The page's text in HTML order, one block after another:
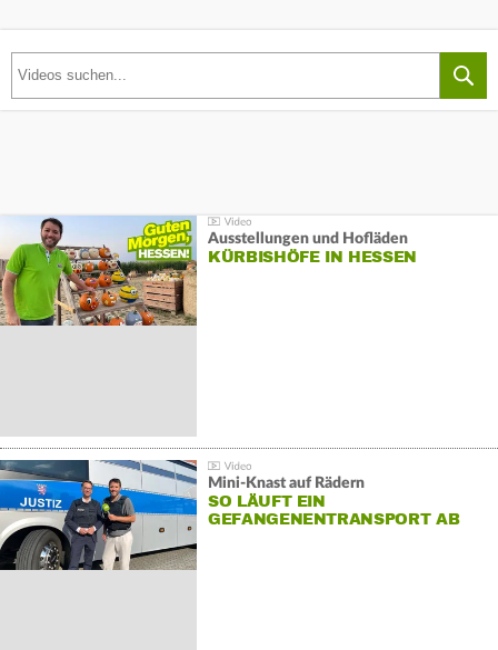
Ausstellungen und Hofläden
KÜRBISHÖFE IN HESSEN
Mini-Knast auf Rädern
SO LÄUFT EIN
GEFANGENENTRANSPORT AB